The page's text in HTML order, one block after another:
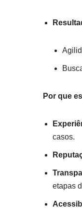
Por que
casos.
etapas